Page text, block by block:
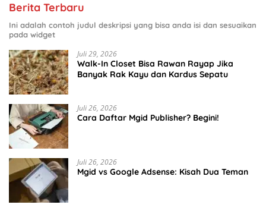
Berita Terbaru
Ini adalah contoh judul deskripsi yang bisa anda isi dan sesuaikan
pada widget
Juli 29, 2026
Walk-In Closet Bisa Rawan Rayap Jika
Banyak Rak Kayu dan Kardus Sepatu
Juli 26, 2026
Cara Daftar Mgid Publisher? Begini!
Juli 26, 2026
Mgid vs Google Adsense: Kisah Dua Teman